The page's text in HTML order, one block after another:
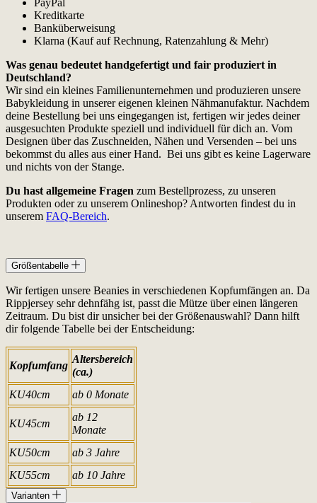
Kreditkarte
Banküberweisung
Klarna (Kauf auf Rechnung, Ratenzahlung & Mehr)
Was genau bedeutet handgefertigt und fair produziert in
Deutschland?
Wir sind ein kleines Familienunternehmen und produzieren unsere
Babykleidung in unserer eigenen kleinen Nähmanufaktur. Nachdem
deine Bestellung bei uns eingegangen ist, fertigen wir jedes deiner
ausgesuchten Produkte speziell und individuell für dich an. Vom
Designen über das Zuschneiden, Nähen und Versenden – bei uns
bekommst du alles aus einer Hand. Bei uns gibt es keine Lagerware
und nichts von der Stange.
Du hast allgemeine Fragen zum Bestellprozess, zu unseren
Produkten oder zu unserem Onlineshop? Antworten findest du in
unserem FAQ-Bereich.
Größentabelle
Wir fertigen unsere Beanies in verschiedenen Kopfumfängen an. Da
Rippjersey sehr dehnfähg ist, passt die Mütze über einen längeren
Zeitraum. Du bist dir unsicher bei der Größenauswahl? Dann hilft
dir folgende Tabelle bei der Entscheidung:
Kopfumfang
Altersbereich
(ca.)
KU40cm
ab 0 Monate
KU45cm
ab 12
Monate
KU50cm
ab 3 Jahre
KU55cm
ab 10 Jahre
Varianten